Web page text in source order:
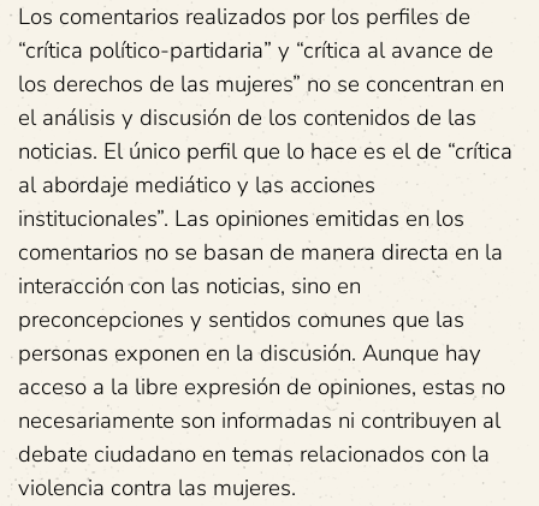
Los comentarios realizados por los perfiles de
“crítica político-partidaria” y “crítica al avance de
los derechos de las mujeres” no se concentran en
el análisis y discusión de los contenidos de las
noticias. El único perfil que lo hace es el de “crítica
al abordaje mediático y las acciones
institucionales”. Las opiniones emitidas en los
comentarios no se basan de manera directa en la
interacción con las noticias, sino en
preconcepciones y sentidos comunes que las
personas exponen en la discusión. Aunque hay
acceso a la libre expresión de opiniones, estas no
necesariamente son informadas ni contribuyen al
debate ciudadano en temas relacionados con la
violencia contra las mujeres.